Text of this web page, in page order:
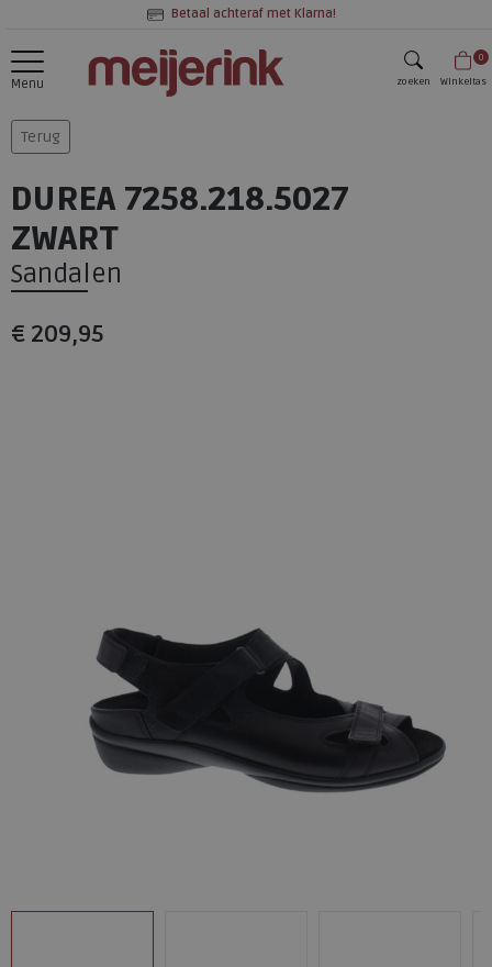
Betaal achteraf met Klarna!
Menu zoeken
0
Winkeltas
Terug
DUREA 7258.218.5027
ZWART
Sandalen
€ 209,95